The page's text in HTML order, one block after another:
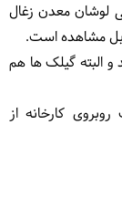
لوشان معدن زغال
مشاهده است.
البته گیلک ها هم
کارخانه از